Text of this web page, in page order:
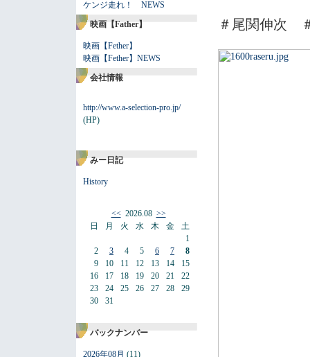
ケンジ走れ！ NEWS
映画【Father】
映画【Fether】
映画【Fether】NEWS
会社情報
http://www.a-selection-pro.jp/
(HP)
みー日記
History
<<2026.08 >>
日
2
9
16
23
30
月
3
10
17
24
31
火
4
11
18
25
水
5
12
19
26
木
6
13
20
27
金
7
14
21
28
土
1
8
15
22
29
バックナンバー
2026年08月 (11)
＃尾関伸次